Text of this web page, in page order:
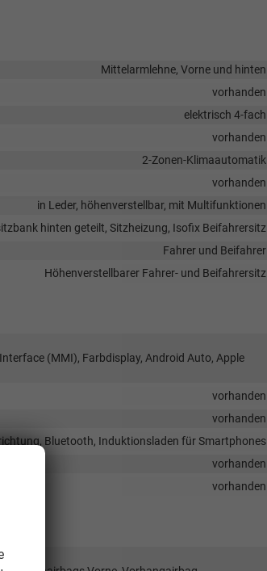
Mittelarmlehne, Vorne und hinten
vorhanden
elektrisch 4-fach
vorhanden
2-Zonen-Klimaautomatik
vorhanden
in Leder, höhenverstellbar, mit Multifunktionen
hinten geteilt, Sitzheizung, Isofix Beifahrersitz
Fahrer und Beifahrer
Höhenverstellbarer Fahrer- und Beifahrersitz
(MMI), Farbdisplay, Android Auto, Apple
vorhanden
vorhanden
Bluetooth, Induktionsladen für Smartphones
vorhanden
vorhanden